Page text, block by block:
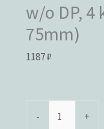
w/o DP, 4
75mm)
1187₽
- +